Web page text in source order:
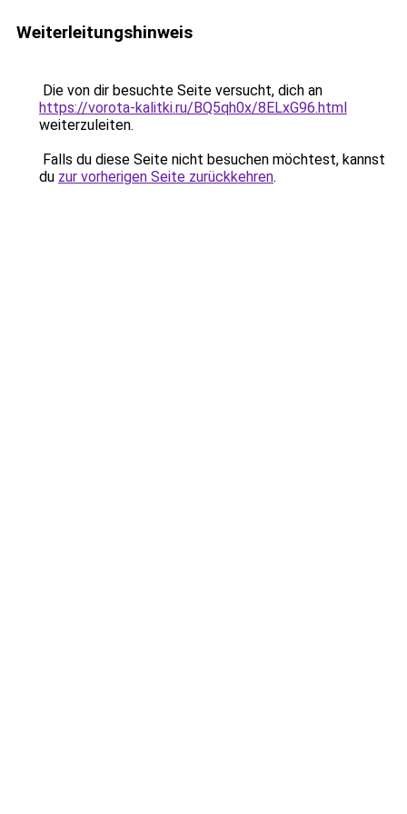
Weiterleitungshinweis
Die von dir besuchte Seite versucht, dich an
https://vorota-kalitki.ru/BQ5qh0x/8ELxG96.html
weiterzuleiten.
Falls du diese Seite nicht besuchen möchtest, kannst
du zur vorherigen Seite zurückkehren.